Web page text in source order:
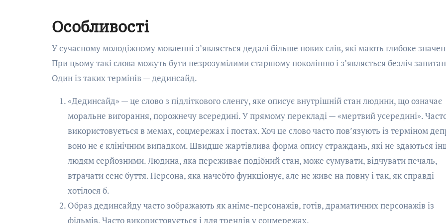
Особливості
У сучасному молодіжному мовленні з’являється дедалі більше нових слів, які мають глибоке
При цьому такі слова можуть бути незрозумілими старшому поколінню і з’являється безліч
Один із таких термінів — дединсайд.
«Дединсайд» — це слово з підліткового сленгу, яке описує внутрішній стан людини, що означає
моральне вигорання, порожнечу всередині. У прямому перекладі — «мертвий усередині».
використовується в мемах, соцмережах і постах. Хоч це слово часто пов’язують із терміном
воно не є клінічним випадком. Швидше жартівлива форма опису страждань, які не здаються
людям серйозними. Людина, яка переживає подібний стан, може сумувати, відчувати печаль,
втрачати сенс буття. Персона, яка начебто функціонує, але не живе на повну і так, як справді
хотілося б.
Образ дединсайду часто зображають як аніме-персонажів, готів, драматичних персонажів із
фільмів. Часто використовується і для трендів у соцмережах.